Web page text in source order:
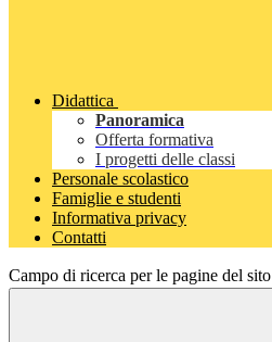
Didattica
Panoramica
Offerta formativa
I progetti delle classi
Personale scolastico
Famiglie e studenti
Informativa privacy
Contatti
Campo di ricerca per le pagine del sito